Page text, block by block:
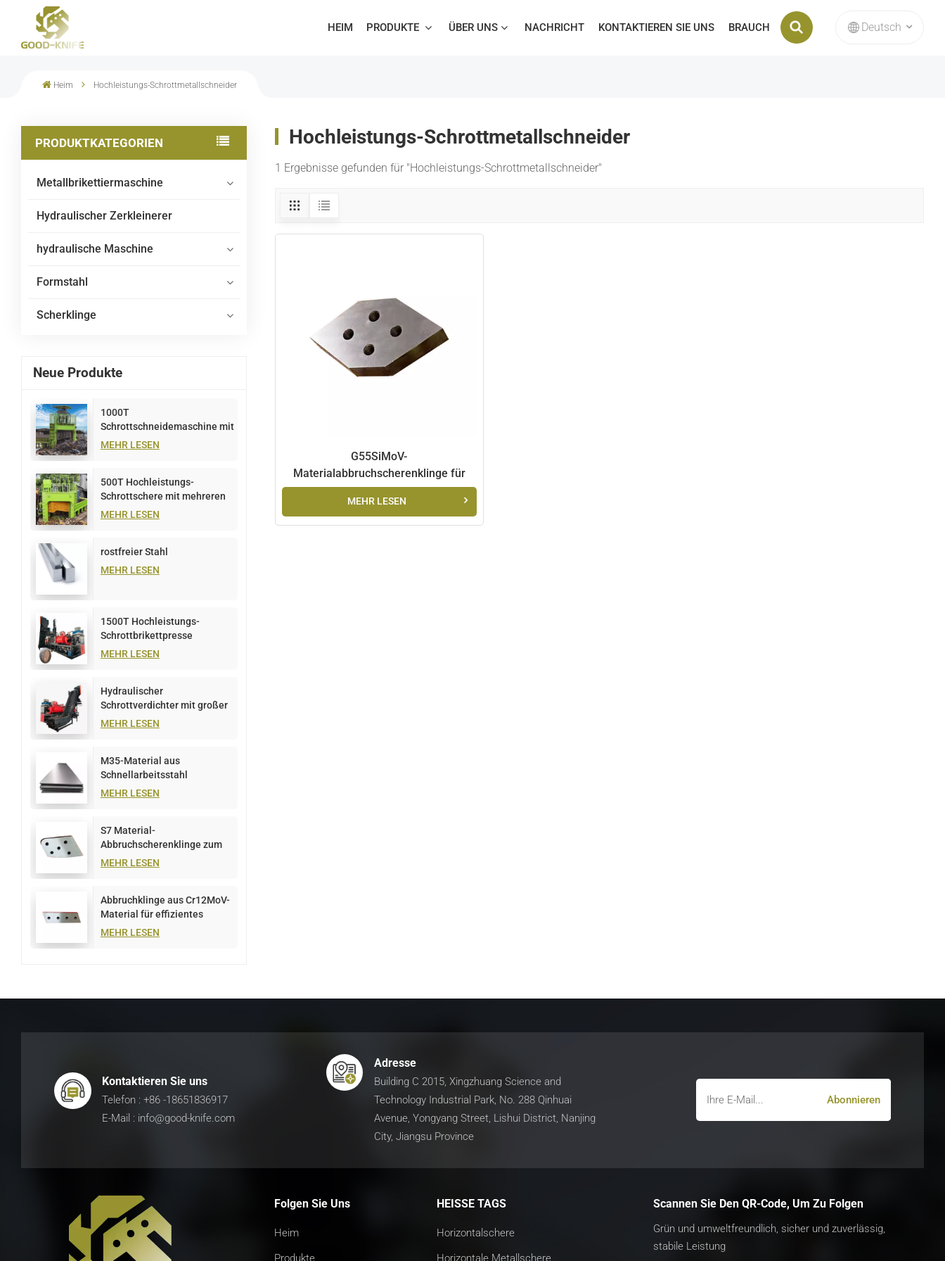
HEIM PRODUKTE ÜBER UNS NACHRICHT KONTAKTIEREN SIE UNS BRAUCH Deutsch
Heim Hochleistungs-Schrottmetallschneider
PRODUKTKATEGORIEN
Metallbrikettiermaschine
Hydraulischer Zerkleinerer
hydraulische Maschine
Formstahl
Scherklinge
Neue Produkte
1000T
Schrottschneidemaschine mit
mehreren Klingen
MEHR LESEN
500T Hochleistungs-
Schrottschere mit mehreren
Klingen
MEHR LESEN
rostfreier Stahl
MEHR LESEN
1500T Hochleistungs-
Schrottbrikettpresse
MEHR LESEN
Hydraulischer
Schrottverdichter mit großer
Kapazität, 1000 t
MEHR LESEN
M35-Material aus
Schnellarbeitsstahl
MEHR LESEN
S7 Material-
Abbruchscherenklinge zum
Schneiden von Metallplatten
MEHR LESEN
Abbruchklinge aus Cr12MoV-
Material für effizientes
Metallschneiden
MEHR LESEN
Hochleistungs-Schrottmetallschneider
1 Ergebnisse gefunden für "Hochleistungs-Schrottmetallschneider"
G55SiMoV-
Materialabbruchscherenklinge für
Hochleistungsschneiden
MEHR LESEN
Kontaktieren Sie uns
Telefon : +86 -18651836917
E-Mail : info@good-knife.com
Adresse
Building C 2015, Xingzhuang Science and
Technology Industrial Park, No. 288 Qinhuai
Avenue, Yongyang Street, Lishui District, Nanjing
City, Jiangsu Province
Folgen Sie Uns
Heim
Produkte
HEISSE TAGS
Horizontalschere
Horizontale Metallschere
Scannen Sie Den QR-Code, Um Zu Folgen
Grün und umweltfreundlich, sicher und zuverlässig,
stabile Leistung